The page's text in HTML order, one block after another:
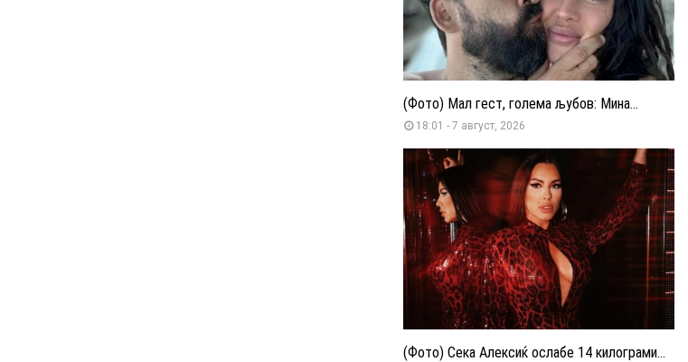
(Фото) Мал гест, голема љубов: Мина...
18:01 - 7 август, 2026
(Фото) Сека Алексиќ ослабе 14 килограми...